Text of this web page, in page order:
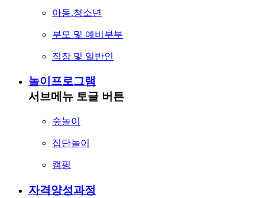
아동.청소년
부모 및 예비부부
직장 및 일반인
놀이프로그램
서브메뉴 토글 버튼
숲놀이
집단놀이
캠핑
자격양성과정